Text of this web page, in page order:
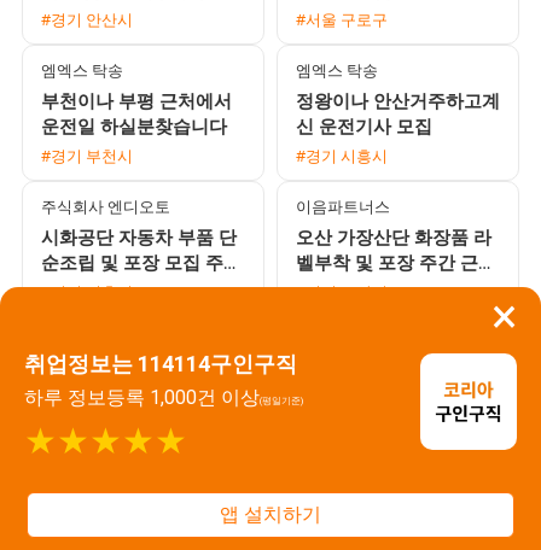
×
취업정보는 114114구인구직
하루 정보등록 1,000건 이상(평일기준)
★★★★★
앱 설치하기
환영
#경기 안산시 #서울 구로구
엠엑스 탁송
부천이나 부평 근처에서
운전일 하실분찾습니다
#경기 부천시
엠엑스 탁송
정왕이나 안산거주하고계
신 운전기사 모집
#경기 시흥시
주식회사 엔디오토
시화공단 자동차 부품 단
순조립 및 포장 모집 주간
고정 주야교대 선택 가능
#경기 시흥시
이음파트너스
오산 가장산단 화장품 라
벨부착 및 포장 주간 근무
자 모집 (상여금 50% 및
#경기 오산시
신입 가능 PCB 라우터 부
서 회사 직접 채용 3조2교
대 모집
#경기 안산시
의왕 오산 스마트폰 카메
라 렌즈 모듈 생산 사원
모집 주야2교대 및 주간
시화/반월공단 마스크팩
생산직 모집 매주 화요일
통근버스 운행 및 우수한
복지, 자동차부품 회사 쇼